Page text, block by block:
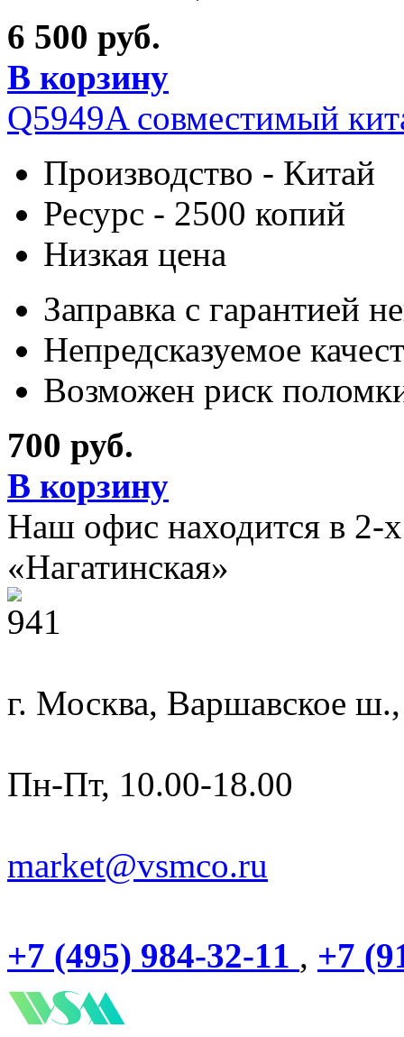
6 500 руб.
В корзину
Q5949A совместимый
Производство - Китай
Ресурс - 2500 копий
Низкая цена
Заправка с гарантией
Непредсказуемое
Возможен риск
700 руб.
В корзину
Наш офис находится в 2-
«Нагатинская»
г. Москва, Варшавское
Пн-Пт, 10.00-18.00
market@vsmco.ru
+7 (495) 984-32-11 , +7